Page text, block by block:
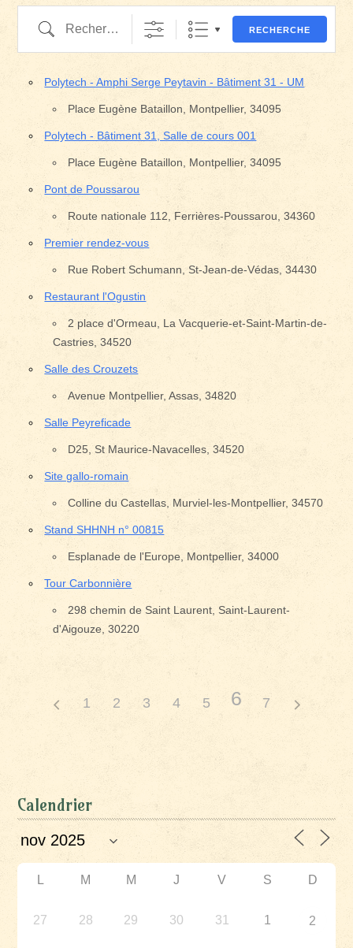
Recherche RECHERCHE
Polytech - Amphi Serge Peytavin - Bâtiment 31 - UM
Place Eugène Bataillon, Montpellier, 34095
Polytech - Bâtiment 31, Salle de cours 001
Place Eugène Bataillon, Montpellier, 34095
Pont de Poussarou
Route nationale 112, Ferrières-Poussarou, 34360
Premier rendez-vous
Rue Robert Schumann, St-Jean-de-Védas, 34430
Restaurant l'Ogustin
2 place d'Ormeau, La Vacquerie-et-Saint-Martin-de-
Castries, 34520
Salle des Crouzets
Avenue Montpellier, Assas, 34820
Salle Peyreficade
D25, St Maurice-Navacelles, 34520
Site gallo-romain
Colline du Castellas, Murviel-les-Montpellier, 34570
Stand SHHNH n° 00815
Esplanade de l'Europe, Montpellier, 34000
Tour Carbonnière
298 chemin de Saint Laurent, Saint-Laurent-
d'Aigouze, 30220
1 2 3 4 5 6 7
Calendrier
L M M J V S D
27 28 29 30 31 1 2